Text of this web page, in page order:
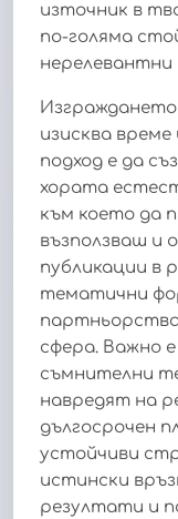
източник в
по-голяма
изисква
подход е да
хората
към което да
възползваш и
публикации в
тематични
сфера. Важно
съмнителни
навредят на
дългосрочен
устойчиви
истински
резултати и